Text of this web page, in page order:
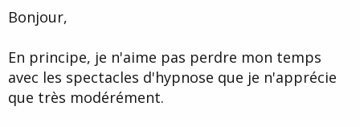
Bonjour,
En principe, je n'aime pas perdre mon temps
avec les spectacles d'hypnose que je n'apprécie
que très modérément.